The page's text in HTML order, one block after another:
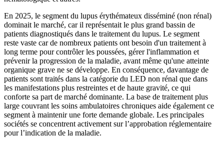
En 2025, le segment du lupus érythémateux disséminé (non rénal)
dominait le marché, car il représentait le plus grand bassin de
patients diagnostiqués dans le traitement du lupus. Le segment
reste vaste car de nombreux patients ont besoin d'un traitement à
long terme pour contrôler les poussées, gérer l'inflammation et
prévenir la progression de la maladie, avant même qu'une atteinte
organique grave ne se développe. En conséquence, davantage de
patients sont traités dans la catégorie du LED non rénal que dans
les manifestations plus restreintes et de haute gravité, ce qui
conforte sa part de marché dominante. La base de traitement plus
large couvrant les soins ambulatoires chroniques aide également ce
segment à maintenir une forte demande globale. Les principales
sociétés se concentrent activement sur l’approbation réglementaire
pour l’indication de la maladie.